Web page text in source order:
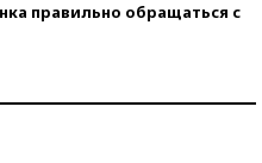
правильно обращаться с